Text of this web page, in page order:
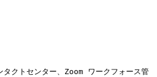
クトセンター、Zoom ワークフォース管